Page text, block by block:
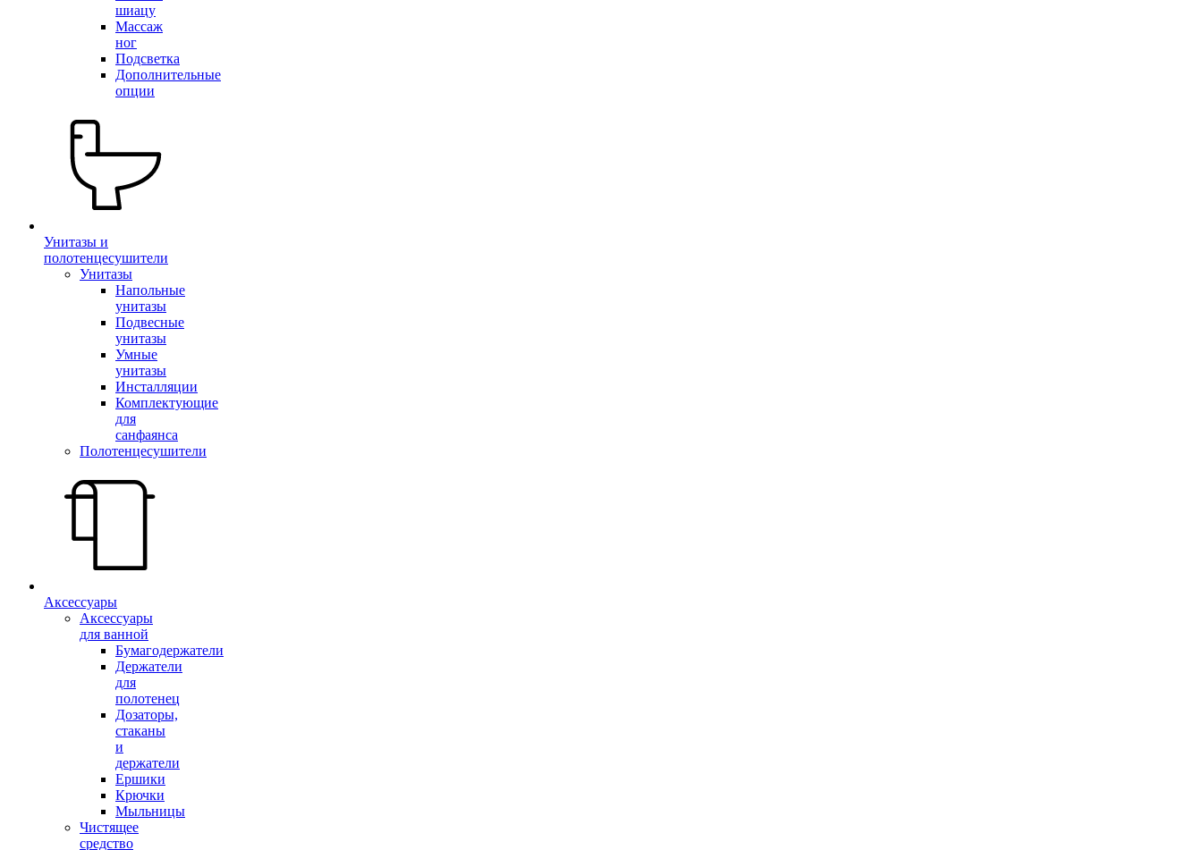
шиацу
Массаж
ног
Подсветка
Дополнительные
опции
Унитазы и
полотенцесушители
Унитазы
Напольные
унитазы
Подвесные
унитазы
Умные
унитазы
Инсталляции
Комплектующие
для
санфаянса
Полотенцесушители
Аксессуары
Аксессуары
для ванной
Бумагодержатели
Держатели
для
полотенец
Дозаторы,
стаканы
и
держатели
Ершики
Крючки
Мыльницы
Чистящее
средство